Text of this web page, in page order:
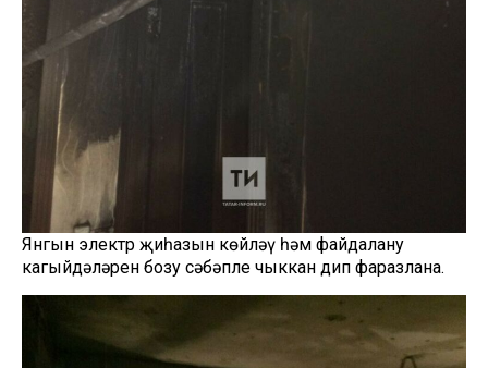
Янгын электр җиһазын көйләү һәм файдалану
кагыйдәләрен бозу сәбәпле чыккан дип фаразлана.